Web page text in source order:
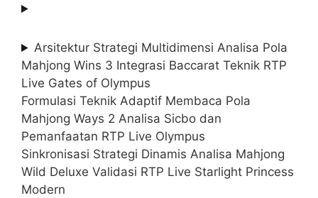
Arsitektur Strategi Multidimensi Analisa Pola
Mahjong Wins 3 Integrasi Baccarat Teknik RTP
Live Gates of Olympus
Formulasi Teknik Adaptif Membaca Pola
Mahjong Ways 2 Analisa Sicbo dan
Pemanfaatan RTP Live Olympus
Sinkronisasi Strategi Dinamis Analisa Mahjong
Wild Deluxe Validasi RTP Live Starlight Princess
Modern